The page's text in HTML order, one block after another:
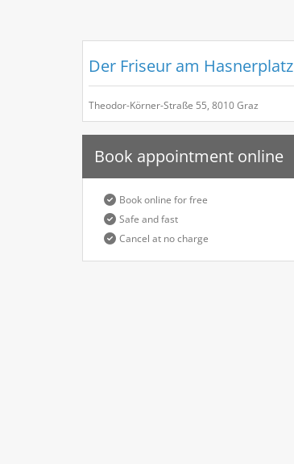
Der Friseur am Hasnerplatz
Theodor-Körner-Straße 55, 8010 Graz
Book appointment online
Book online for free
Safe and fast
Cancel at no charge